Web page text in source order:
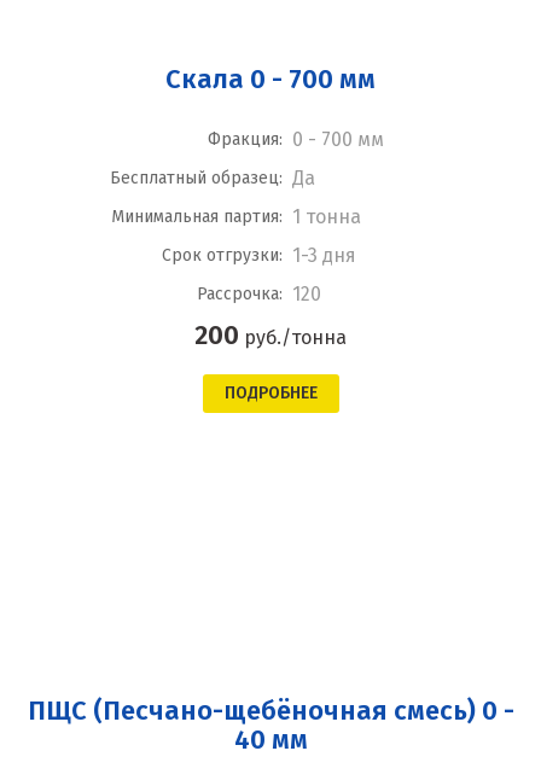
Скала 0 - 700 мм
Фракция: 0 - 700 мм
Бесплатный образец: Да
Минимальная партия: 1 тонна
Срок отгрузки: 1-3 дня
Рассрочка: 120
200 руб./тонна
ПОДРОБНЕЕ
ПЩС (Песчано-щебёночная смесь) 0 -
40 мм